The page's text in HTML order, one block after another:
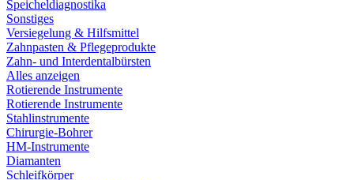
Speicheldiagnostika
Sonstiges
Versiegelung & Hilfsmittel
Zahnpasten & Pflegeprodukte
Zahn- und Interdentalbürsten
Alles anzeigen
Rotierende Instrumente
Rotierende Instrumente
Stahlinstrumente
Chirurgie-Bohrer
HM-Instrumente
Diamanten
Schleifkörper